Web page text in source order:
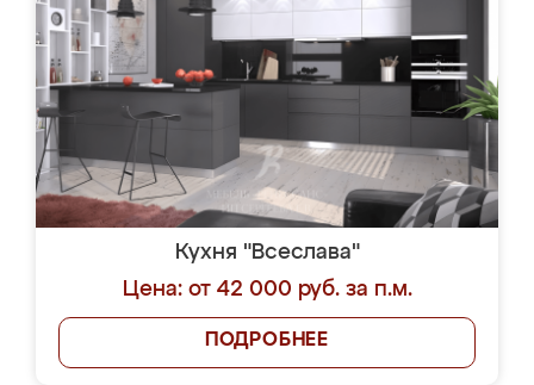
Кухня "Всеслава"
Цена: от 42 000 руб. за п.м.
ПОДРОБНЕЕ